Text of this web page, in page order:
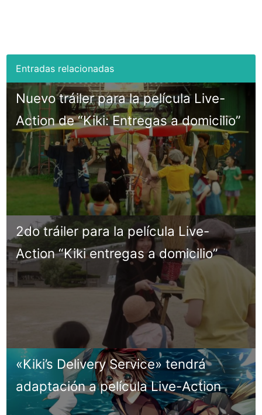
Nuevo tráiler para la película Live-
Action de “Kiki: Entregas a domicilio”
2do tráiler para la película Live-
Action “Kiki entregas a domicilio”
«Kiki’s Delivery Service» tendrá
adaptación a película Live-Action